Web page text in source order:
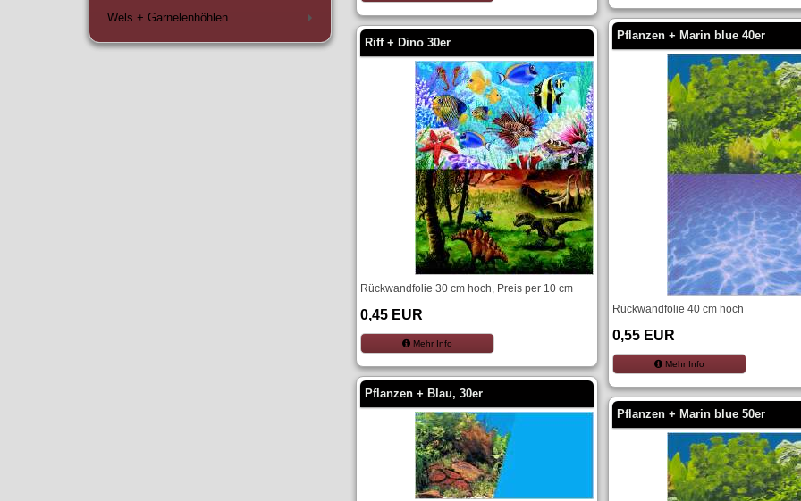
Wels + Garnelenhöhlen
Riff + Dino 30er
Rückwandfolie 30 cm hoch, Preis per 10 cm
0,45 EUR
Mehr Info
Pflanzen + Blau, 30er
Pflanzen + Marin blue 40er
Rückwandfolie 40 cm hoch
0,55 EUR
Mehr Info
Pflanzen + Marin blue 50er